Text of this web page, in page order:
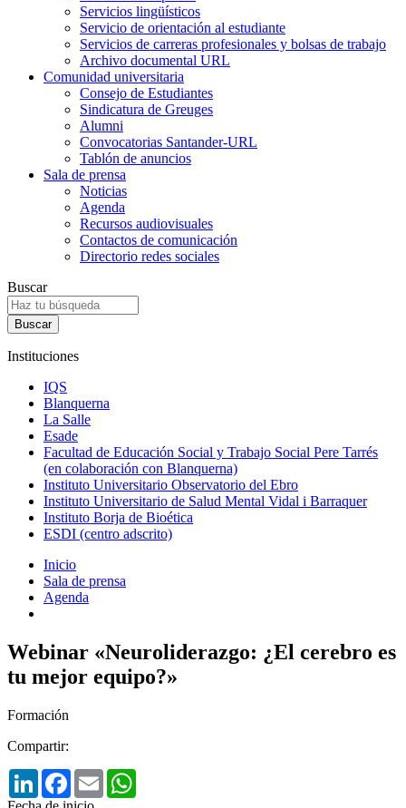
Servicios lingüísticos
Servicio de orientación al estudiante
Servicios de carreras profesionales y bolsas de trabajo
Archivo documental URL
Comunidad universitaria
Consejo de Estudiantes
Sindicatura de Greuges
Alumni
Convocatorias Santander-URL
Tablón de anuncios
Sala de prensa
Noticias
Agenda
Recursos audiovisuales
Contactos de comunicación
Directorio redes sociales
Buscar
Instituciones
IQS
Blanquerna
La Salle
Esade
Facultad de Educación Social y Trabajo Social Pere Tarrés
(en colaboración con Blanquerna)
Instituto Universitario Observatorio del Ebro
Instituto Universitario de Salud Mental Vidal i Barraquer
Instituto Borja de Bioética
ESDI (centro adscrito)
Inicio
Sala de prensa
Agenda
Webinar «Neuroliderazgo: ¿El cerebro es
tu mejor equipo?»
Formación
Compartir:
LinkedInFacebook
Email